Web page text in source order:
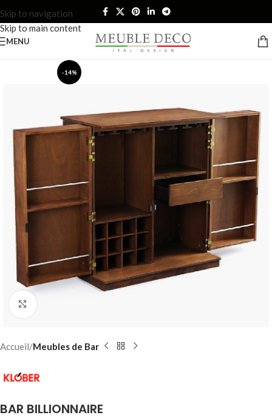
Skip to navigation
Skip to main content
MENU
-14%
Accueil Meubles de Bar
BAR BILLIONNAIRE